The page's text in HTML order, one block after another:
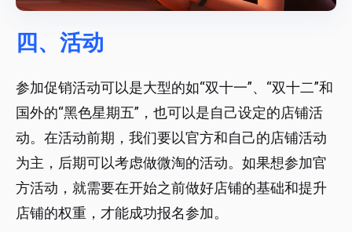
四、活动
参加促销活动可以是大型的如“双十一”、“双十二”和
国外的“黑色星期五”，也可以是自己设定的店铺活
动。在活动前期，我们要以官方和自己的店铺活动
为主，后期可以考虑做微淘的活动。如果想参加官
方活动，就需要在开始之前做好店铺的基础和提升
店铺的权重，才能成功报名参加。